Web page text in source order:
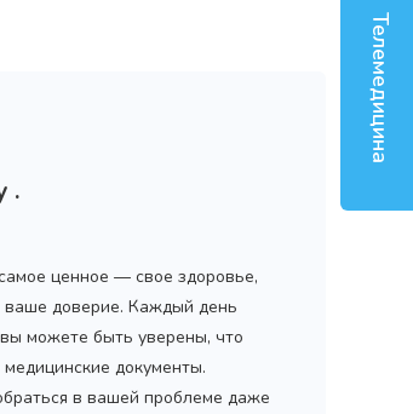
.
Телемедицина
ценное — свое здоровье,
ваше доверие. Каждый день
можете быть уверены, что
документы.
в вашей проблеме даже